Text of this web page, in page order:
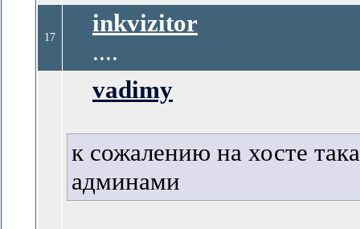
17
inkvizitor
....
vadimy
к сожалению на хосте
админами